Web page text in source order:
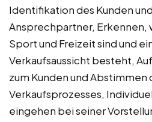
Identifikation des Kunden
Ansprechpartner, Erkennen,
Sport und Freizeit sind und
Verkaufsaussicht besteht,
zum Kunden und Abstimmen
Verkaufsprozesses,
eingehen bei seiner